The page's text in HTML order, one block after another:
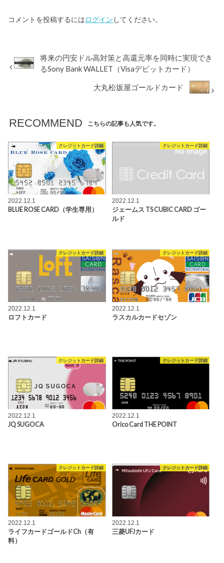
コメントを投稿するにはログイン してください。
将来の円安ドル高対策と高還元率を同時に実現でき
るSony Bank WALLET（Visaデビットカード）
大丸松坂屋ゴールドカード
RECOMMEND こちらの記事も人気です。
クレジットカード詳細
2022.12.1
BLUE ROSE CARD（学生専用）
クレジットカード詳細
2022.12.1
ジェームス TS CUBIC CARD ゴー
ルド
クレジットカード詳細
2022.12.1
ロフトカード
クレジットカード詳細
2022.12.1
ラスカルカードセゾン
クレジットカード詳細
2022.12.1
JQ SUGOCA
クレジットカード詳細
2022.12.1
Orico Card THE POINT
クレジットカード詳細
2022.12.1
ライフカードゴールドCh（有
料）
クレジットカード詳細
2022.12.1
三菱UFJカード